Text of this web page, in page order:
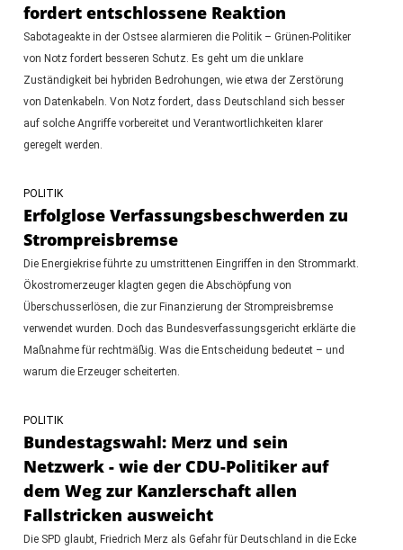
fordert entschlossene Reaktion
Sabotageakte in der Ostsee alarmieren die Politik – Grünen-Politiker
von Notz fordert besseren Schutz. Es geht um die unklare
Zuständigkeit bei hybriden Bedrohungen, wie etwa der Zerstörung
von Datenkabeln. Von Notz fordert, dass Deutschland sich besser
auf solche Angriffe vorbereitet und Verantwortlichkeiten klarer
geregelt werden.
POLITIK
Erfolglose Verfassungsbeschwerden zu
Strompreisbremse
Die Energiekrise führte zu umstrittenen Eingriffen in den Strommarkt.
Ökostromerzeuger klagten gegen die Abschöpfung von
Überschusserlösen, die zur Finanzierung der Strompreisbremse
verwendet wurden. Doch das Bundesverfassungsgericht erklärte die
Maßnahme für rechtmäßig. Was die Entscheidung bedeutet – und
warum die Erzeuger scheiterten.
POLITIK
Bundestagswahl: Merz und sein
Netzwerk - wie der CDU-Politiker auf
dem Weg zur Kanzlerschaft allen
Fallstricken ausweicht
Die SPD glaubt, Friedrich Merz als Gefahr für Deutschland in die Ecke